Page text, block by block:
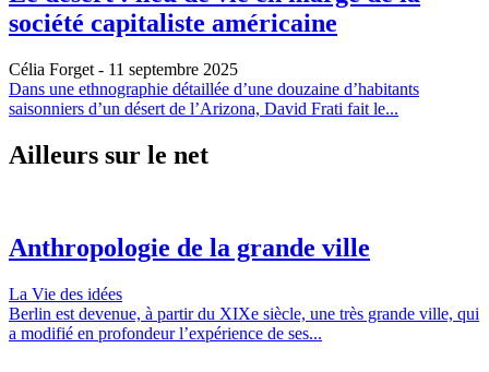
société capitaliste américaine
Célia Forget - 11 septembre 2025
Dans une ethnographie détaillée d’une douzaine d’habitants
saisonniers d’un désert de l’Arizona, David Frati fait le...
Ailleurs sur le net
Anthropologie de la grande ville
La Vie des idées
Berlin est devenue, à partir du XIXe siècle, une très grande ville, qui
a modifié en profondeur l’expérience de ses...